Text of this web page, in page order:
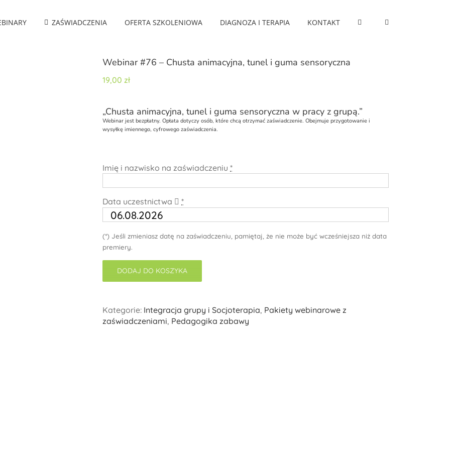
ZAŚWIADCZENIA OFERTA SZKOLENIOWA DIAGNOZA I TERAPIA KONTAKT
Webinar #76 – Chusta animacyjna, tunel i guma sensoryczna
19,00 zł
„Chusta animacyjna, tunel i guma sensoryczna w pracy z grupą.”
Webinar jest bezpłatny. Opłata dotyczy osób, które chcą otrzymać zaświadczenie. Obejmuje przygotowanie i
wysyłkę imiennego, cyfrowego zaświadczenia.
Imię i nazwisko na zaświadczeniu *
Data uczestnictwa *
(*) Jeśli zmieniasz datę na zaświadczeniu, pamiętaj, że nie może być wcześniejsza niż data
premiery.
DODAJ DO KOSZYKA
Kategorie: Integracja grupy i Socjoterapia, Pakiety webinarowe z
zaświadczeniami, Pedagogika zabawy